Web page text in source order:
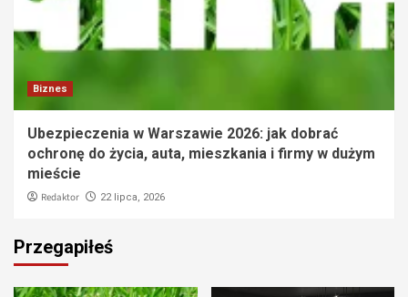
Biznes
Ubezpieczenia w Warszawie 2026: jak dobrać
ochronę do życia, auta, mieszkania i firmy w dużym
mieście
Redaktor 22 lipca, 2026
Przegapiłeś